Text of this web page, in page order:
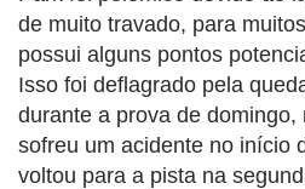
de muito travado, para
possui alguns pontos
Isso foi deflagrado pela
durante a prova de domingo,
sofreu um acidente no início
voltou para a pista na